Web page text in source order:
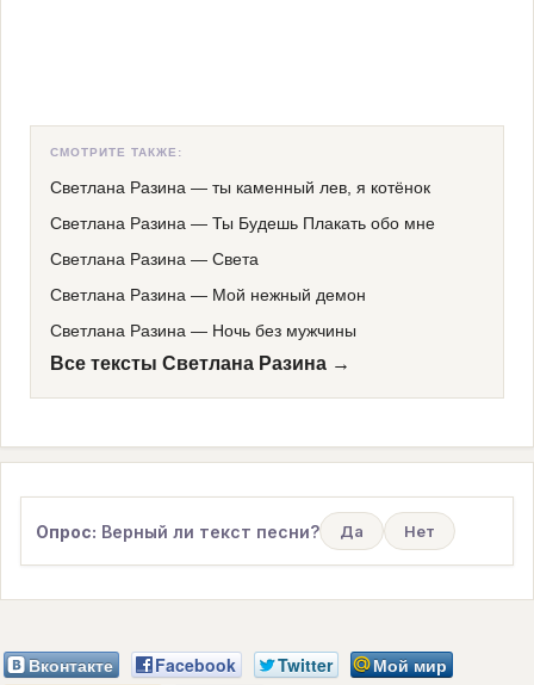
СМОТРИТЕ ТАКЖЕ:
Светлана Разина — ты каменный лев, я котёнок
Светлана Разина — Ты Будешь Плакать обо мне
Светлана Разина — Света
Светлана Разина — Мой нежный демон
Светлана Разина — Ночь без мужчины
Все тексты Светлана Разина →
Опрос: Верный ли текст песни? Да Нет
Вконтакте Facebook Twitter
Мой мир